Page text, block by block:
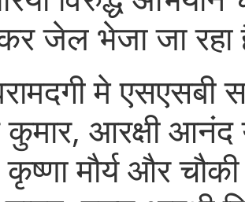
जेल भेजा जा रहा
मे एसएसबी
कुमार, आरक्षी
मौर्य और चौकी